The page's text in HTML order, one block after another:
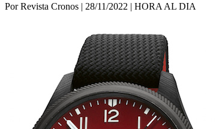
Por Revista Cronos | 28/11/2022 | HORA AL DIA